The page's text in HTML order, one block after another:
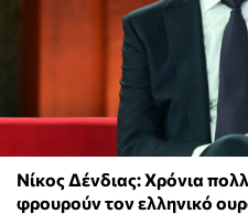
Νίκος Δένδιας: Χρόνια
φρουρούν τον ελληνικό